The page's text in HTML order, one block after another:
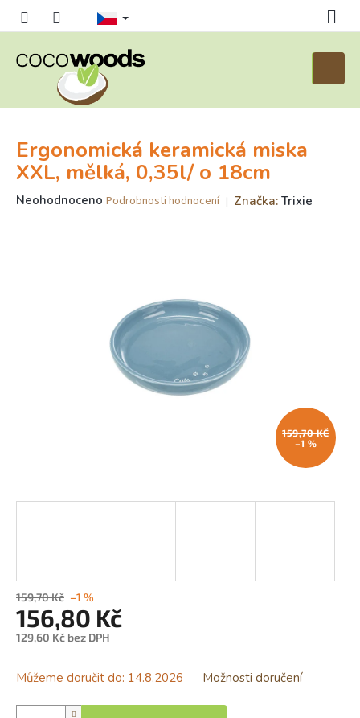
košík
Ergonomická keramická miska
XXL, mělká, 0,35l/ o 18cm
Průměrné
Neohodnoceno Podrobnosti hodnocení Značka: Trixie
159,70 KČ
–1 %
159,70 Kč –1 %
156,80 Kč
129,60 Kč bez DPH
cena:
Můžeme doručit do: 14.8.2026 Možnosti doručení